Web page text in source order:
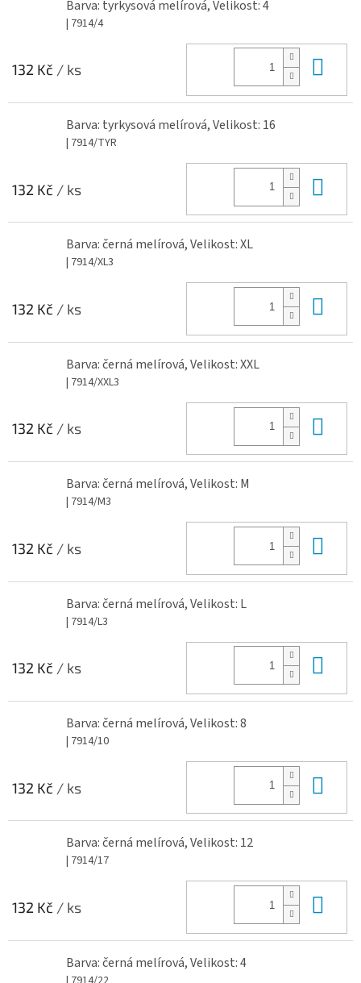
Barva: tyrkysová melírová, Velikost: 4
| 7914/4
132 Kč / ks
Barva: tyrkysová melírová, Velikost: 16
| 7914/TYR
132 Kč / ks
Barva: černá melírová, Velikost: XL
| 7914/XL3
132 Kč / ks
Barva: černá melírová, Velikost: XXL
| 7914/XXL3
132 Kč / ks
Barva: černá melírová, Velikost: M
| 7914/M3
132 Kč / ks
Barva: černá melírová, Velikost: L
| 7914/L3
132 Kč / ks
Barva: černá melírová, Velikost: 8
| 7914/10
132 Kč / ks
Barva: černá melírová, Velikost: 12
| 7914/17
132 Kč / ks
Barva: černá melírová, Velikost: 4